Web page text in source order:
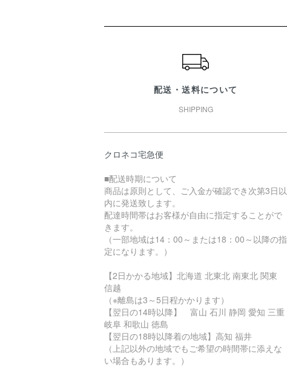
配送・送料について
SHIPPING
クロネコ宅急便
■配送時期について
商品は原則として、ご入金が確認でき次第3日以
内に発送致します。
配達時間帯はお客様が自由に指定することがで
きます。
（一部地域は14：00～または18：00～以降の指
定になります。）
【2日かかる地域】北海道 北東北 南東北 関東
信越
（※離島は3～5日程かかります）
【翌日の14時以降】 富山 石川 静岡 愛知 三重
岐阜 和歌山 徳島
【翌日の18時以降着の地域】高知 福井
（上記以外の地域でもご希望の時間帯に添えな
い場合もあります。）